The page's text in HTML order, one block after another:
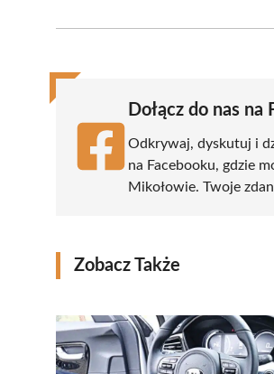
(Twitter)
Dołącz do nas na
Odkrywaj, dyskutuj i
na Facebooku, gdzie
Mikołowie. Twoje
Zobacz Także